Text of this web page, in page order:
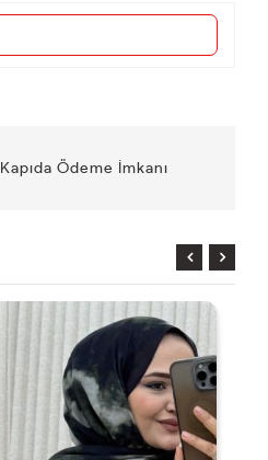
Kapıda Ödeme İmkanı